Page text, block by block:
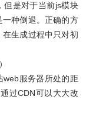
但是对于当前js模块
种倒退。正确的方
生成过程中只对初
服务器所处的距
过CDN可以大大改